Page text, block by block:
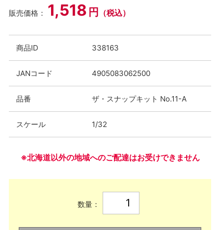
販売価格： 1,518 円 （税込）
商品ID 338163
JANコード 4905083062500
品番 ザ・スナップキット No.11-A
スケール 1/32
※北海道以外の地域へのご配達はお受けできません
数量：